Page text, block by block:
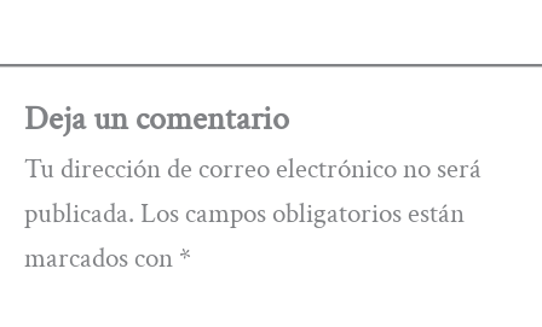
Deja un comentario
Tu dirección de correo electrónico no será
publicada. Los campos obligatorios están
marcados con *